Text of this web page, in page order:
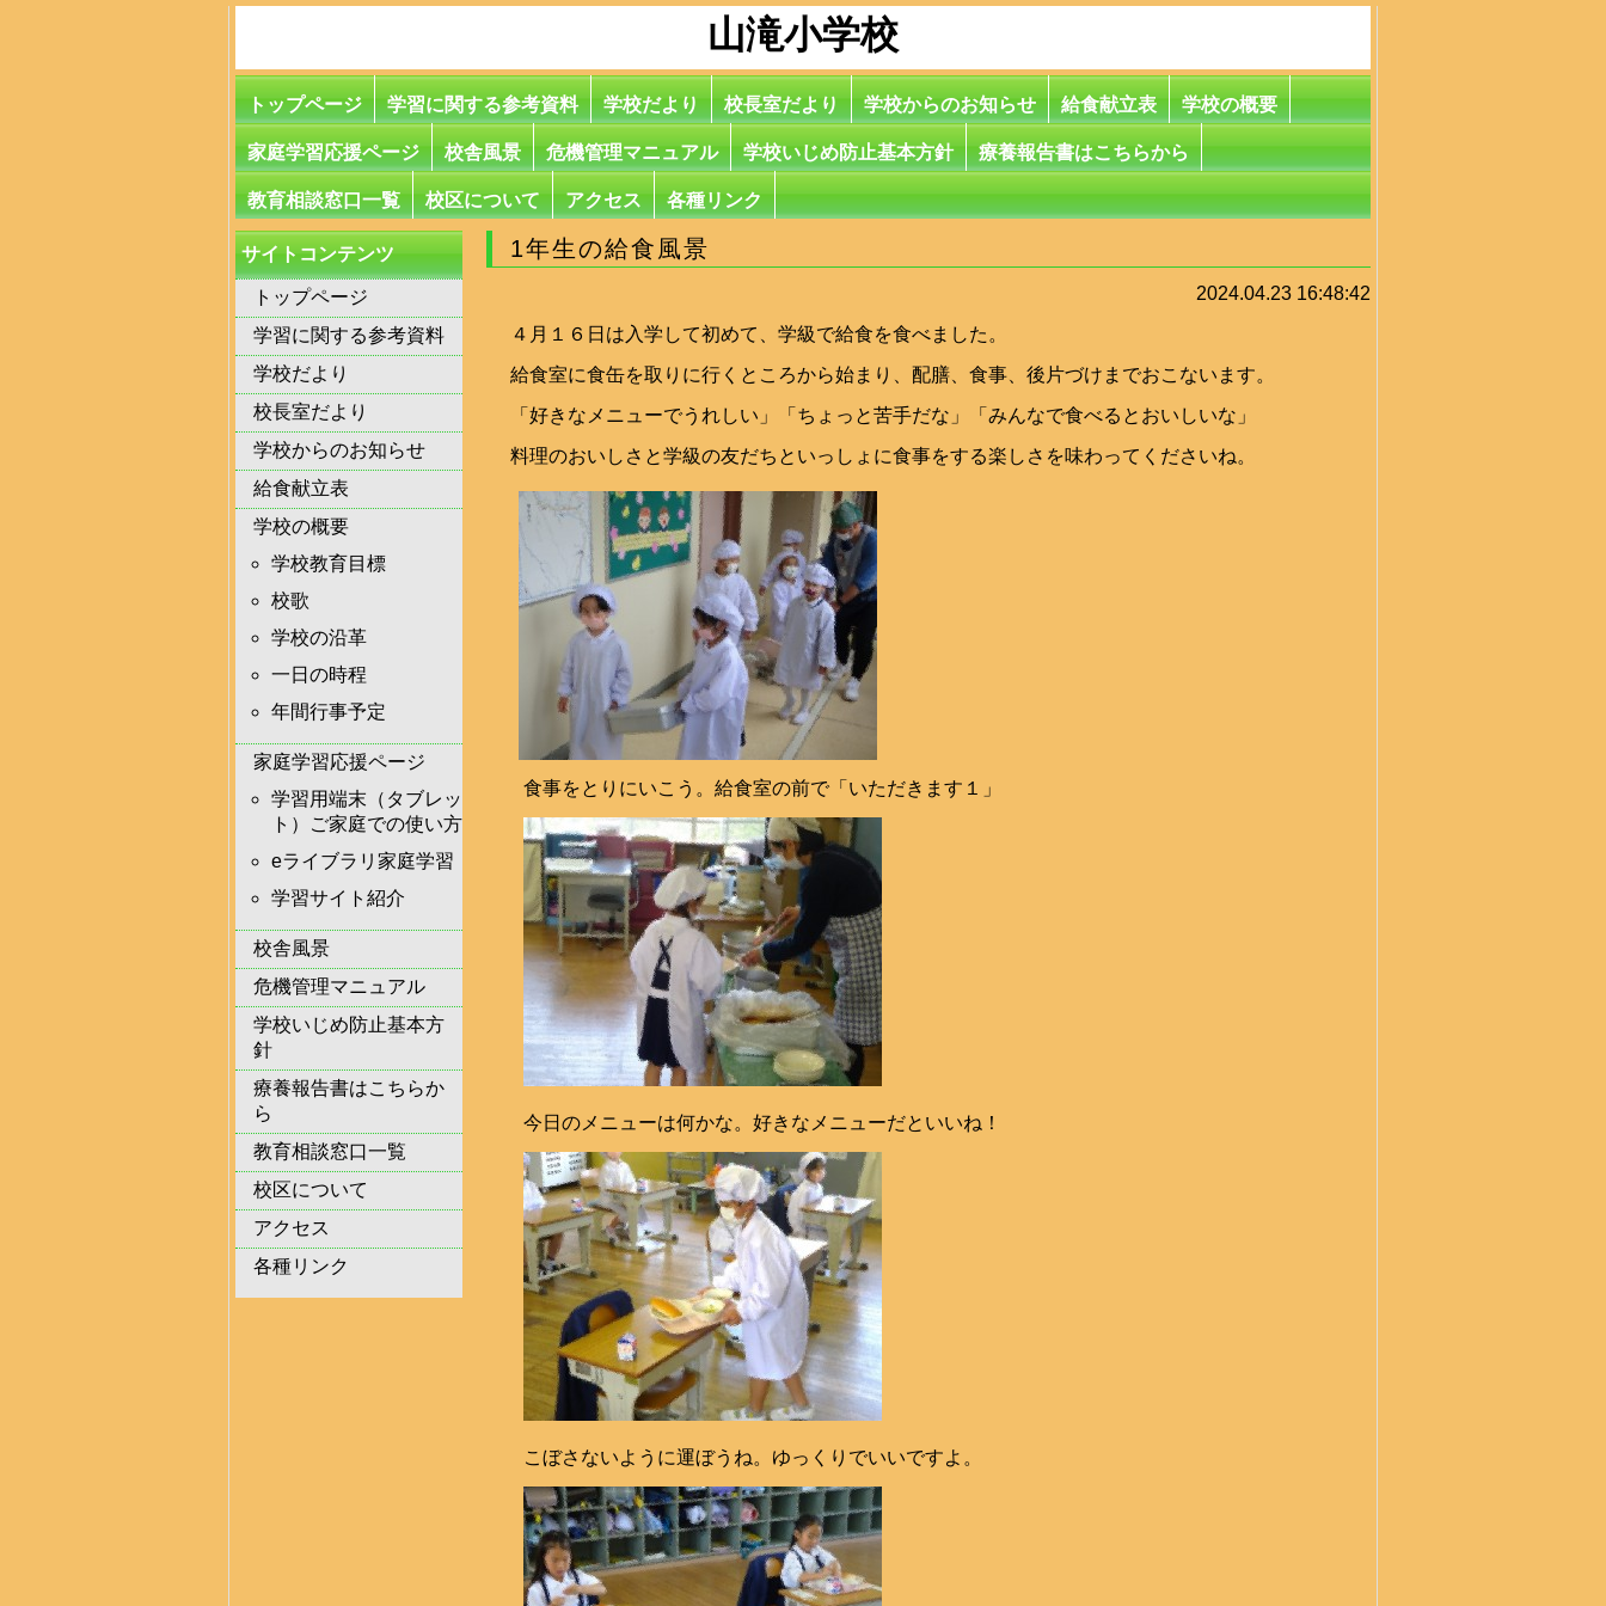
山滝小学校
トップページ 学習に関する参考資料 学校だより 校長室だより 学校からのお知らせ 給食献立表 学校の概要
家庭学習応援ページ 校舎風景 危機管理マニュアル 学校いじめ防止基本方針 療養報告書はこちらから
教育相談窓口一覧 校区について アクセス 各種リンク
サイトコンテンツ
トップページ
学習に関する参考資料
学校だより
校長室だより
学校からのお知らせ
給食献立表
学校の概要
学校教育目標
校歌
学校の沿革
一日の時程
年間行事予定
家庭学習応援ページ
学習用端末（タブレッ
ト）ご家庭での使い方
eライブラリ家庭学習
学習サイト紹介
校舎風景
危機管理マニュアル
学校いじめ防止基本方
針
療養報告書はこちらか
ら
教育相談窓口一覧
校区について
アクセス
各種リンク
1年生の給食風景
2024.04.23 16:48:42
４月１６日は入学して初めて、学級で給食を食べました。
給食室に食缶を取りに行くところから始まり、配膳、食事、後片づけまでおこないます。
「好きなメニューでうれしい」「ちょっと苦手だな」「みんなで食べるとおいしいな」
料理のおいしさと学級の友だちといっしょに食事をする楽しさを味わってくださいね。
食事をとりにいこう。給食室の前で「いただきます１」
今日のメニューは何かな。好きなメニューだといいね！
こぼさないように運ぼうね。ゆっくりでいいですよ。